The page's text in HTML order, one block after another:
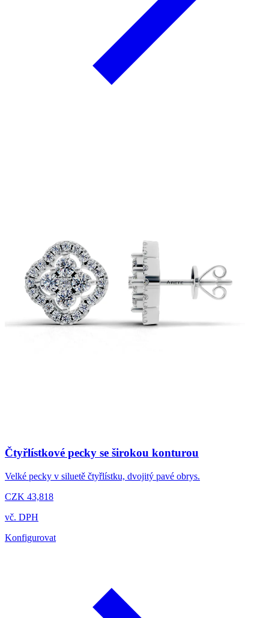
Čtyřlístkové pecky se širokou konturou
Velké pecky v siluetě čtyřlístku, dvojitý pavé obrys.
CZK 43,818
vč. DPH
Konfigurovat